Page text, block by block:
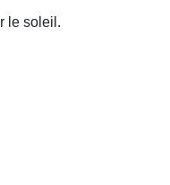
le soleil.